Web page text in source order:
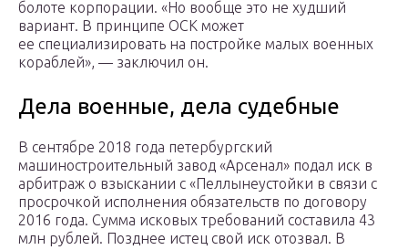
болоте корпорации. «Но вообще это не худший
вариант. В принципе ОСК может
ее специализировать на постройке малых военных
кораблей», — заключил он.
Дела военные, дела судебные
В сентябре 2018 года петербургский
машиностроительный завод «Арсенал» подал иск в
арбитраж о взыскании с «Пеллынеустойки в связи с
просрочкой исполнения обязательств по договору
2016 года. Сумма исковых требований составила 43
млн рублей. Позднее истец свой иск отозвал. В